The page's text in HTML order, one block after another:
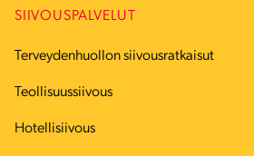
SIIVOUSPALVELUT
Terveydenhuollon siivousratkaisut
Teollisuussiivous
Hotellisiivous